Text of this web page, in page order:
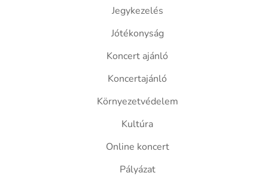
Jegykezelés
Jótékonyság
Koncert ajánló
Koncertajánló
Környezetvédelem
Kultúra
Online koncert
Pályázat